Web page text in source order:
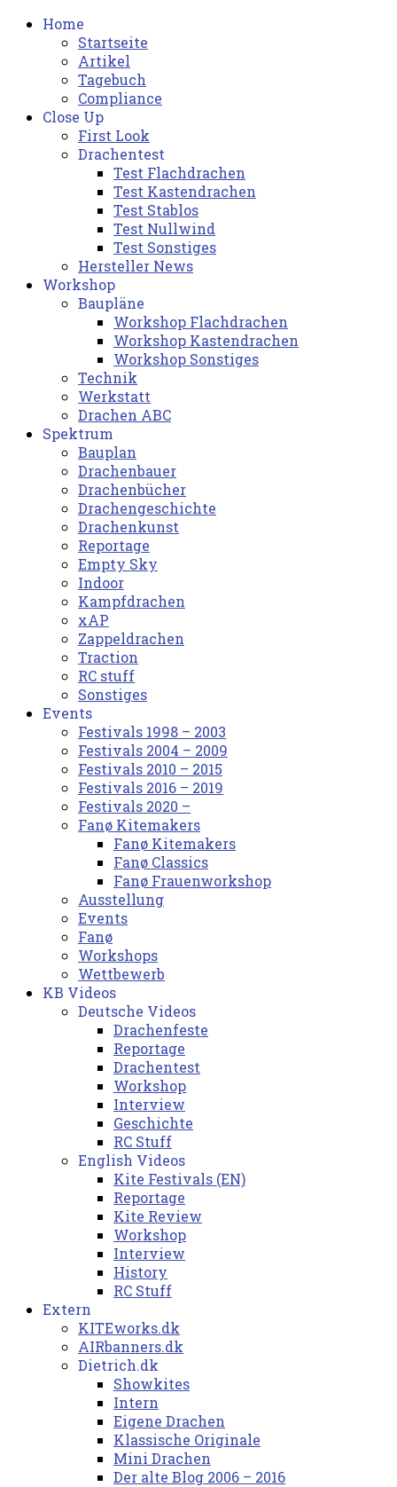
Home
Startseite
Artikel
Tagebuch
Compliance
Close Up
First Look
Drachentest
Test Flachdrachen
Test Kastendrachen
Test Stablos
Test Nullwind
Test Sonstiges
Hersteller News
Workshop
Baupläne
Workshop Flachdrachen
Workshop Kastendrachen
Workshop Sonstiges
Technik
Werkstatt
Drachen ABC
Spektrum
Bauplan
Drachenbauer
Drachenbücher
Drachengeschichte
Drachenkunst
Reportage
Empty Sky
Indoor
Kampfdrachen
xAP
Zappeldrachen
Traction
RC stuff
Sonstiges
Events
Festivals 1998 – 2003
Festivals 2004 – 2009
Festivals 2010 – 2015
Festivals 2016 – 2019
Festivals 2020 –
Fanø Kitemakers
Fanø Kitemakers
Fanø Classics
Fanø Frauenworkshop
Ausstellung
Events
Fanø
Workshops
Wettbewerb
KB Videos
Deutsche Videos
Drachenfeste
Reportage
Drachentest
Workshop
Interview
Geschichte
RC Stuff
English Videos
Kite Festivals (EN)
Reportage
Kite Review
Workshop
Interview
History
RC Stuff
Extern
KITEworks.dk
AIRbanners.dk
Dietrich.dk
Showkites
Intern
Eigene Drachen
Klassische Originale
Mini Drachen
Der alte Blog 2006 – 2016